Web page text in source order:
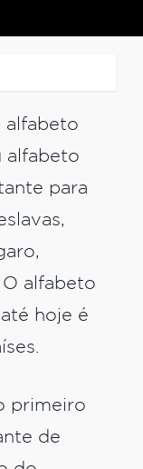
alfabeto
alfabeto
para
alfabeto
hoje é
primeiro
de